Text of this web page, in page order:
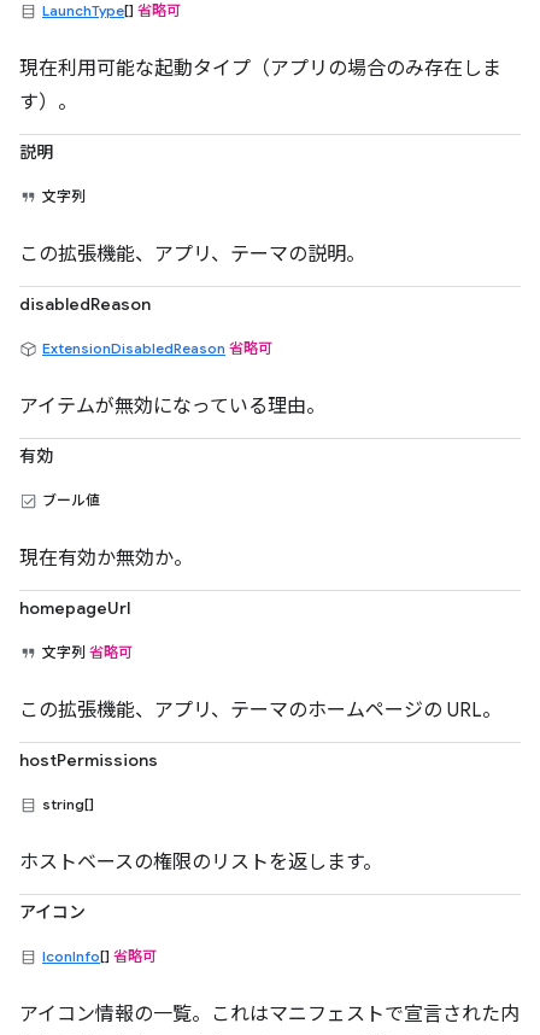
LaunchType[] 省略可
現在利用可能な起動タイプ（アプリの場合のみ存在しま
す）。
説明
文字列
この拡張機能、アプリ、テーマの説明。
disabledReason
ExtensionDisabledReason 省略可
アイテムが無効になっている理由。
有効
ブール値
現在有効か無効か。
homepageUrl
文字列 省略可
この拡張機能、アプリ、テーマのホームページの URL。
hostPermissions
string[]
ホストベースの権限のリストを返します。
アイコン
IconInfo[] 省略可
アイコン情報の一覧。これはマニフェストで宣言された内